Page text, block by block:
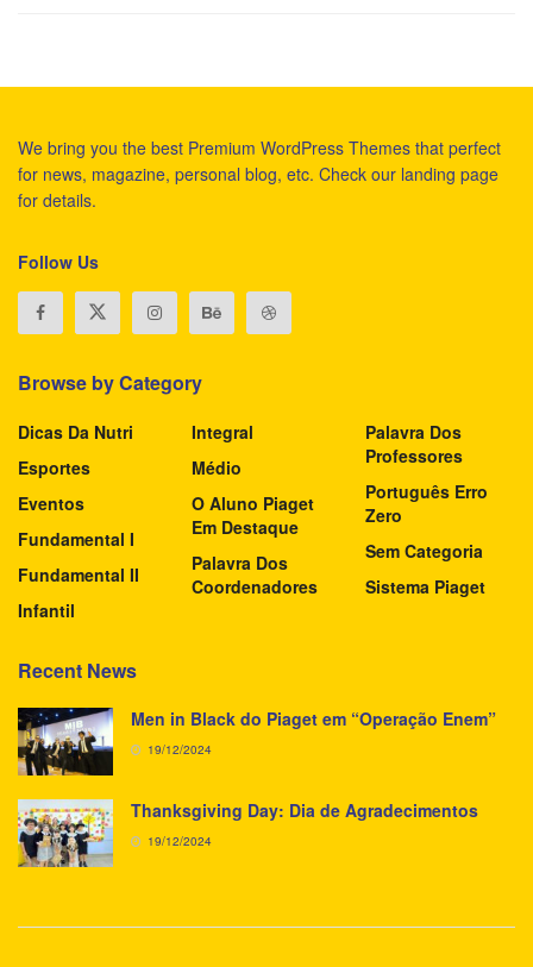
We bring you the best Premium WordPress Themes that perfect
for news, magazine, personal blog, etc. Check our landing page
for details.
Follow Us
Browse by Category
Dicas Da Nutri
Esportes
Eventos
Fundamental I
Fundamental II
Infantil
Integral
Médio
O Aluno Piaget
Em Destaque
Palavra Dos
Coordenadores
Palavra Dos
Professores
Português Erro
Zero
Sem Categoria
Sistema Piaget
Recent News
Men in Black do Piaget em “Operação Enem”
19/12/2024
Thanksgiving Day: Dia de Agradecimentos
19/12/2024